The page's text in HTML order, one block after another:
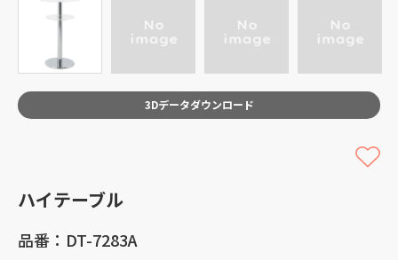
3Dデータダウンロード
ハイテーブル
品番：DT-7283A